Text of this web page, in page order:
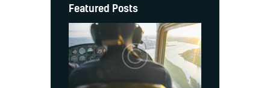
Featured Posts